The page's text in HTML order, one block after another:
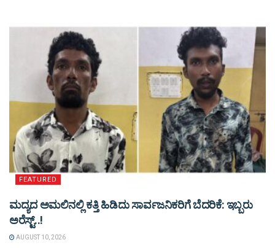
FEATURED
ಮದ್ಯದ ಅಮಲಿನಲ್ಲಿ ಕತ್ತಿ ಹಿಡಿದು ಸಾರ್ವಜನಿಕರಿಗೆ ಬೆದರಿಕೆ: ಇಬ್ಬರು
ಅರೆಸ್ಟ್..!
AUGUST 10, 2026